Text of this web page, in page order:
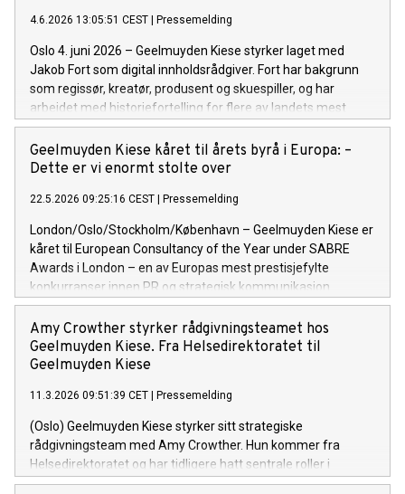
4.6.2026 13:05:51 CEST Pressemelding
Oslo 4. juni 2026 – Geelmuyden Kiese styrker laget med
Jakob Fort som digital innholdsrådgiver. Fort har bakgrunn
som regissør, kreatør, produsent og skuespiller, og har
arbeidet med historiefortelling for flere av landets mest
spennende virksomheter.
Geelmuyden Kiese kåret til årets byrå i Europa: –
Dette er vi enormt stolte over
22.5.2026 09:25:16 CEST Pressemelding
London/Oslo/Stockholm/København – Geelmuyden Kiese er
kåret til European Consultancy of the Year under SABRE
Awards i London – en av Europas mest prestisjefylte
konkurranser innen PR og strategisk kommunikasjon.
Amy Crowther styrker rådgivningsteamet hos
Geelmuyden Kiese. Fra Helsedirektoratet til
Geelmuyden Kiese
11.3.2026 09:51:39 CET Pressemelding
(Oslo) Geelmuyden Kiese styrker sitt strategiske
rådgivningsteam med Amy Crowther. Hun kommer fra
Helsedirektoratet og har tidligere hatt sentrale roller i
Publicis MSL, hvor hun blant annet var seniorrådgiver og